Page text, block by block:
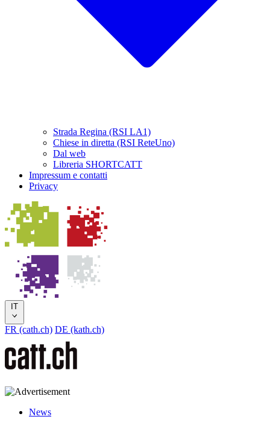
Strada Regina (RSI LA1)
Chiese in diretta (RSI ReteUno)
Dal web
Libreria SHORTCATT
Impressum e contatti
Privacy
IT
FR (cath.ch) DE (kath.ch)
News